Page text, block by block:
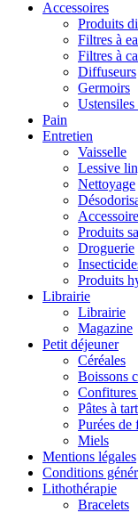
Accessoires
Produits
Filtres à
Filtres à
Diffuseurs
Germoirs
Pain
Entretien
Vaisselle
Lessive
Nettoyage
Produits
Droguerie
Produits
Librairie
Librairie
Magazine
Petit déjeuner
Céréales
Boissons
Pâtes à
Purées de
Miels
Mentions légales
Conditions
Lithothérapie
Bracelets